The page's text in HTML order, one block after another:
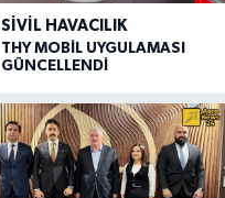
SIVIL HAVACILIK
THY MOBİL UYGULAMASI
GÜNCELLENDİ